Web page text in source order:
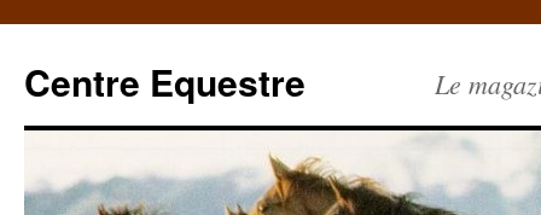
Centre Equestre Le